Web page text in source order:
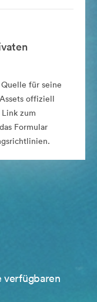
für seine
offiziell
zum
Formular
verfügbaren